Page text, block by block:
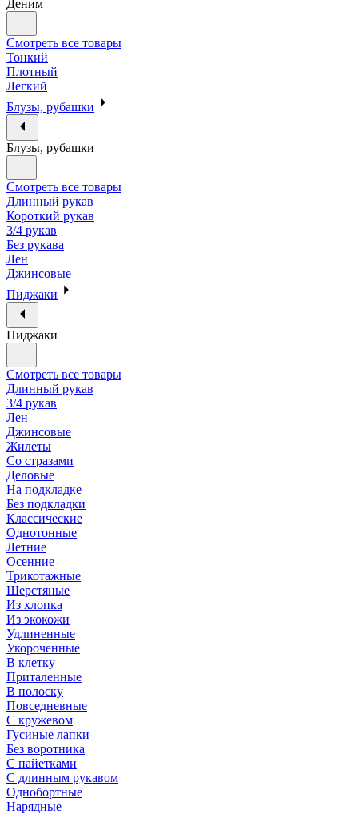
Деним
Смотреть все товары
Тонкий
Плотный
Легкий
Блузы, рубашки
Блузы, рубашки
Смотреть все товары
Длинный рукав
Короткий рукав
3/4 рукав
Без рукава
Лен
Джинсовые
Пиджаки
Пиджаки
Смотреть все товары
Длинный рукав
3/4 рукав
Лен
Джинсовые
Жилеты
Со стразами
Деловые
На подкладке
Без подкладки
Классические
Однотонные
Летние
Осенние
Трикотажные
Шерстяные
Из хлопка
Из экокожи
Удлиненные
Укороченные
В клетку
Приталенные
В полоску
Повседневные
С кружевом
Гусиные лапки
Без воротника
С пайетками
С длинным рукавом
Однобортные
Нарядные